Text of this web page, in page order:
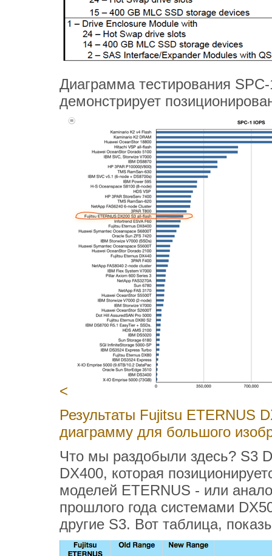
Диаграмма тестирования
демонстрирует
<
Результаты Fujitsu ETERNUS
диаграмму для большого
Что мы раздобыли здесь? S3
DX400, которая
моделей ETERNUS - или
прошлого года системами
другие S3. Вот таблица,